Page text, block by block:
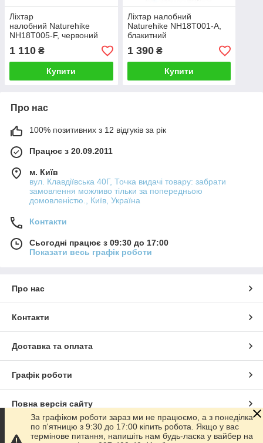
Ліхтар
налобний Naturehike
NH18T005-F, червоний
1 110 ₴
Купити
Ліхтар налобний
Naturehike NH18T001-A,
блакитний
1 390₴
Купити
Про нас
100% позитивних з 12 відгуків за рік
Працює з 20.09.2011
м. Київ
вул. Клавдіївська 40Г, Точка видачі товару: забрати
замовлення можливо тільки за попередньою
домовленістю., Київ, Україна
Контакти
Сьогодні працює з 09:30 до 17:00
Показати весь графік роботи
Про нас
Контакти
Доставка та оплата
Графік роботи
Повна версія сайту
Сайт створено на маркетплейсіProm.ua
За графіком роботи зараз ми не працюємо, а з понеділка
по п'ятницю з 9:30 до 17:00 кіпить робота. Якщо у вас
термінове питання, напишіть нам будь-ласка у вайбер на